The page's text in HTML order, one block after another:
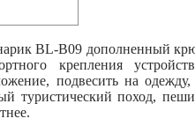
BL-B09 дополненный
крепления
подвесить на
туристический поход,